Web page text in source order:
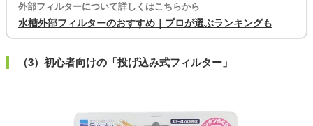
外部フィルターについて詳しくはこちらから
水槽外部フィルターのおすすめ｜プロが選ぶランキングも
（3）初心者向けの「投げ込み式フィルター」